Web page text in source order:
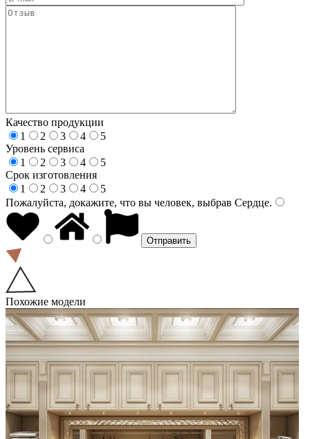
Качество продукции
1
2 3 4
5
Уровень сервиса
1
2 3 4
5
Срок изготовления
1
2 3 4
5
Пожалуйста, докажите, что вы человек, выбрав Сердце.
Похожие модели